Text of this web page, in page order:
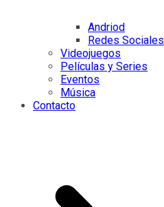
Andriod
Redes Sociales
Videojuegos
Películas y Series
Eventos
Música
Contacto